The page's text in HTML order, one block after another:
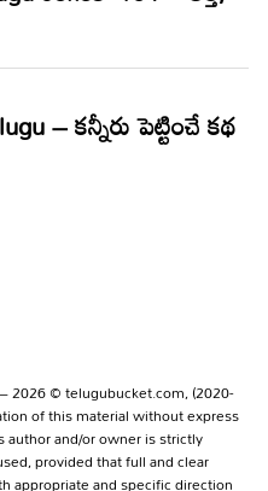
2026 © telugubucket.com, (2020-
of this material without express
and/or owner is strictly
provided that full and clear
appropriate and specific direction